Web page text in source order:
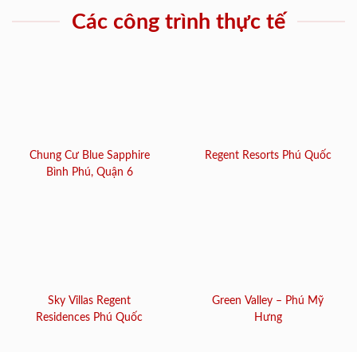
Các công trình thực tế
Chung Cư Blue Sapphire
Bình Phú, Quận 6
Regent Resorts Phú Quốc
Sky Villas Regent
Residences Phú Quốc
Green Valley – Phú Mỹ
Hưng